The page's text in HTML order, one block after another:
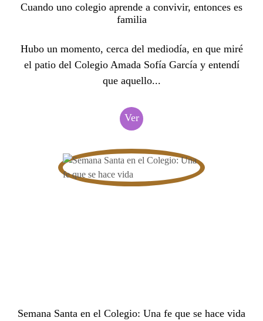
Cuando uno colegio aprende a convivir, entonces es
familia
Hubo un momento, cerca del mediodía, en que miré
el patio del Colegio Amada Sofía García y entendí
que aquello...
Ver
Semana Santa en el Colegio: Una fe que se hace vida